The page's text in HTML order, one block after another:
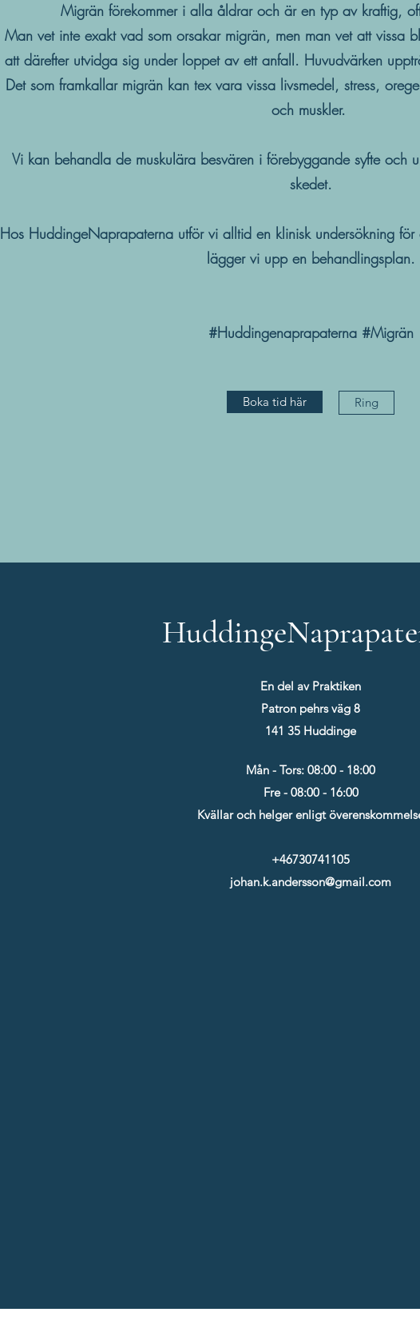
Migrän förekommer i alla åldrar och är en typ av kraftig,
Man vet inte exakt vad som orsakar migrän, men man vet att vissa
att därefter utvidga sig under loppet av ett anfall. Huvudvärken
Det som framkallar migrän kan tex vara vissa livsmedel, stress,
och muskler.
Vi kan behandla de muskulära besvären i förebyggande syfte och
skedet.
Hos HuddingeNaprapaterna utför vi alltid en klinisk undersökning
lägger vi upp en behandlingsplan.
#Huddingenaprapaterna #Migrän
Boka tid här Ring
En del av Praktiken
Patron pehrs väg 8
141 35 Huddinge
Mån - Tors: 08:00 - 18:00
Fre - 08:00 - 16:00
Kvällar och helger enligt
+46730741105
johan.k.andersson@gmail.com